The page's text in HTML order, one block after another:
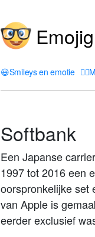
😃Smileys en emotie 🤦‍♀️
Softbank
Een Japanse
1997 tot 2016 een
oorspronkelijke set
van Apple is
eerder exclusief